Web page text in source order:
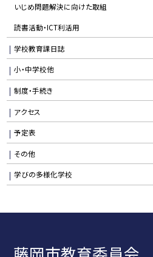
いじめ問題解決に向けた取組
読書活動・ICT利活用
学校教育課日誌
小・中学校他
制度・手続き
アクセス
予定表
その他
学びの多様化学校